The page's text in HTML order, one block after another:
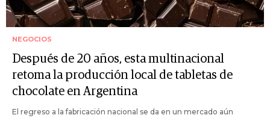
NEGOCIOS
Después de 20 años, esta multinacional
retoma la producción local de tabletas de
chocolate en Argentina
El regreso a la fabricación nacional se da en un mercado aún